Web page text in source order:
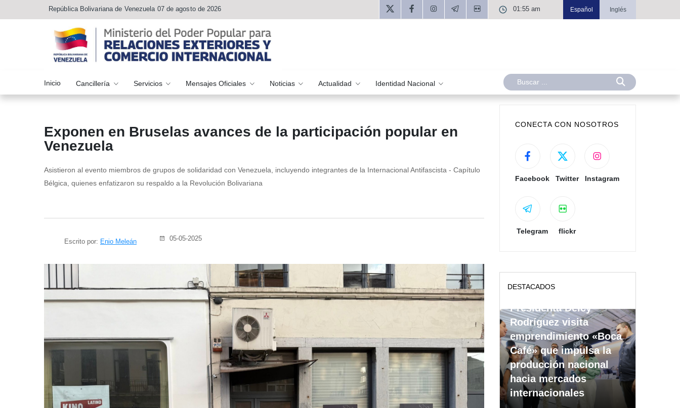
República Bolivariana de Venezuela 07 de agosto de 2026 01:55 am Español Inglés
Inicio Cancillería Servicios Mensajes Oficiales Noticias Actualidad Identidad Nacional
Exponen en Bruselas avances de la participación popular en
Venezuela
Asistieron al evento miembros de grupos de solidaridad con Venezuela, incluyendo integrantes de la Internacional Antifascista - Capítulo
Bélgica, quienes enfatizaron su respaldo a la Revolución Bolivariana
Escrito por: Enio Meleán 05-05-2025
CONECTA CON NOSOTROS
Facebook Twitter Instagram
Telegram flickr
DESTACADOS
Presidenta Delcy
Rodríguez visita
emprendimiento «Boca
Café» que impulsa la
producción nacional
hacia mercados
internacionales